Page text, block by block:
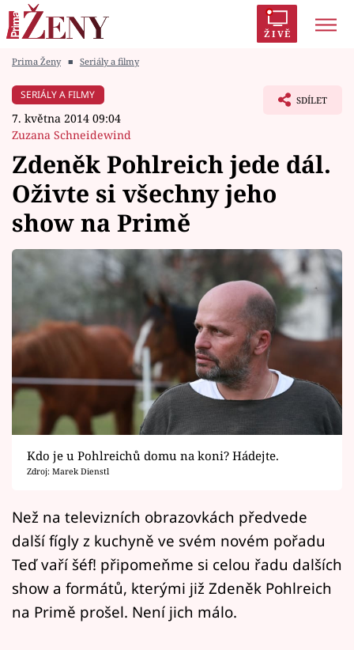
ŽIVĚ
Módní alarm
Témata
Celebrity
Vztahy
Seriály
Horoskopy
Sledujte prima+
Filmový festival Karlovy Vary
Pořady
Mámy sobě
Přihlášení
Sledujte nás
Prima Ženy ■ Seriály a filmy
SERIÁLY A FILMY
7. května 2014 09:04
Zuzana Schneidewind
SDÍLET
Zdeněk Pohlreich jede dál.
Oživte si všechny jeho
show na Primě
Kdo je u Pohlreichů domu na koni? Hádejte.
Zdroj: Marek Dienstl
Než na televizních obrazovkách předvede
další fígly z kuchyně ve svém novém pořadu
Teď vaří šéf! připomeňme si celou řadu dalších
show a formátů, kterými již Zdeněk Pohlreich
na Primě prošel. Není jich málo.